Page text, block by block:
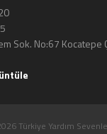
Sok. No:67 Kocatepe
Türkiye Yardım